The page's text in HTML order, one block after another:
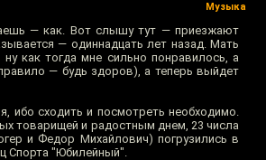
Музыка
— как. Вот слышу тут — приезжают
— одиннадцать лет назад. Мать
как тогда мне сильно понравилось, а
— будь здоров), а теперь выйдет
ибо сходить и посмотреть необходимо.
товарищей и радостным днем, 23 числа
и Федор Михайлович) погрузились в
Спорта "Юбилейный".